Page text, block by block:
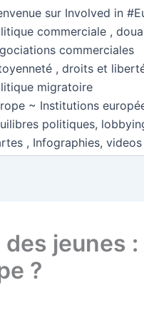
sur Involved in
commerciale ,
commerciales
, droits et
migratoire
~ Institutions
politiques,
, Infographies, videos
jeunes :
?